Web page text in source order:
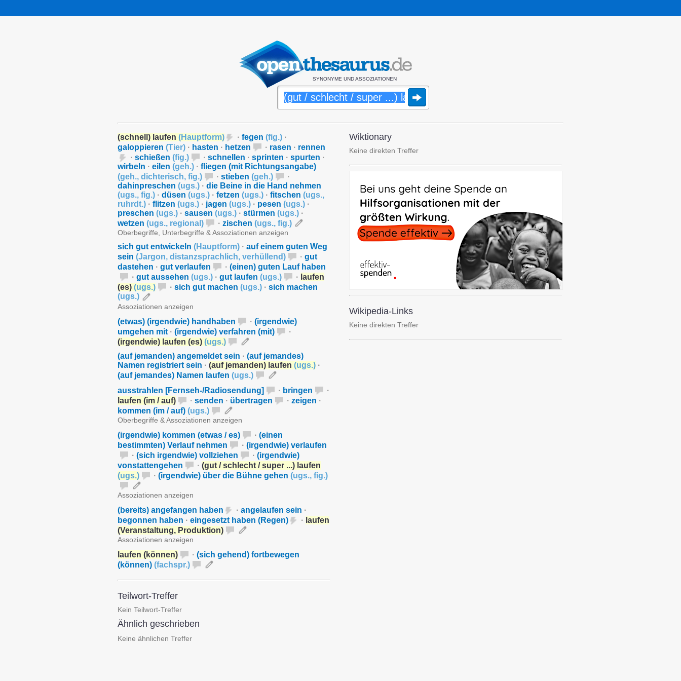
SYNONYME UND ASSOZIATIONEN
(schnell) laufen (Hauptform) · fegen (fig.) ·
galoppieren (Tier) · hasten · hetzen · rasen · rennen
· schießen (fig.) · schnellen · sprinten · spurten ·
wirbeln · eilen (geh.) · fliegen (mit Richtungsangabe)
(geh., dichterisch, fig.) · stieben (geh.)
·
dahinpreschen (ugs.) · die Beine in die Hand nehmen
(ugs., fig.) · düsen (ugs.) · fetzen (ugs.) · fitschen (ugs.,
ruhrdt.) · flitzen (ugs.) · jagen (ugs.) · pesen (ugs.) ·
preschen (ugs.) · sausen (ugs.) · stürmen (ugs.) ·
wetzen (ugs., regional ) · zischen (ugs., fig.)
Oberbegriffe, Unterbegriffe & Assoziationen anzeigen
sich gut entwickeln (Hauptform) · auf einem guten Weg
sein (Jargon, distanzsprachlich, verhüllend) · gut
dastehen · gut verlaufen · (einen) guten Lauf haben
· gut aussehen (ugs.) · gut laufen (ugs.) · laufen
(es) (ugs.) · sich gut machen (ugs.) · sich machen
(ugs.)
Assoziationen anzeigen
(etwas) (irgendwie) handhaben · (irgendwie)
umgehen mit · (irgendwie) verfahren (mit)
·
(irgendwie) laufen (es) (ugs.)
(auf jemanden) angemeldet sein · (auf jemandes)
Namen registriert sein · (auf jemanden) laufen (ugs.) ·
(auf jemandes) Namen laufen (ugs.)
ausstrahlen [Fernseh-/Radiosendung]
· bringen
·
laufen (im / auf)
· senden · übertragen · zeigen ·
kommen (im / auf) (ugs.)
Oberbegriffe & Assoziationen anzeigen
(irgendwie) kommen (etwas / es) · (einen
bestimmten) Verlauf nehmen
· (irgendwie) verlaufen
· (sich irgendwie) vollziehen · (irgendwie)
vonstattengehen
· (gut / schlecht / super ...) laufen
(ugs.) · (irgendwie) über die Bühne gehen (ugs., fig.)
Assoziationen anzeigen
(bereits) angefangen haben · angelaufen sein ·
begonnen haben · eingesetzt haben (Regen) · laufen
(Veranstaltung, Produktion)
Assoziationen anzeigen
laufen (können) · (sich gehend) fortbewegen
(können) (fachspr.)
Teilwort-Treffer
Kein Teilwort-Treffer
Ähnlich geschrieben
Keine ähnlichen Treffer
Wiktionary
Keine direkten Treffer
Wikipedia-Links
Keine direkten Treffer